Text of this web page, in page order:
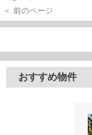
＜ 前のページ
おすすめ物件